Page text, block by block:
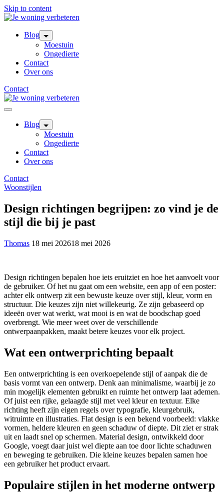
Skip to content
Blog
Moestuin
Ongedierte
Contact
Over ons
Contact
Blog
Moestuin
Ongedierte
Contact
Over ons
Contact
Woonstijlen
Design richtingen begrijpen: zo vind je de
stijl die bij je past
Thomas 18 mei 202618 mei 2026
Design richtingen bepalen hoe iets eruitziet en hoe het aanvoelt voor
de gebruiker. Of het nu gaat om een website, een app of een poster:
achter elk ontwerp zit een bewuste keuze over stijl, kleur, vorm en
structuur. Die keuzes zijn niet willekeurig. Ze zijn gebaseerd op
ideeën over wat werkt, wat mooi is en wat de boodschap goed
overbrengt. Wie meer weet over de verschillende
ontwerpaanpakken, maakt betere keuzes voor elk project.
Wat een ontwerprichting bepaalt
Een ontwerprichting is een overkoepelende stijl of aanpak die de
basis vormt van een ontwerp. Denk aan minimalisme, waarbij je zo
min mogelijk elementen gebruikt en ruimte het ontwerp laat ademen.
Of juist een rijke, gelaagde stijl met veel kleur en textuur. Elke
richting heeft zijn eigen regels over typografie, kleurgebruik,
witruimte en illustraties. Flat design is een bekend voorbeeld: vlakke
vormen, heldere kleuren en geen schaduw of diepte. Dit ziet er strak
uit en laadt snel op schermen. Material design, ontwikkeld door
Google, voegt daar juist wel diepte aan toe door lichte schaduwen
en beweging te gebruiken. Die kleine keuzes bepalen samen hoe
een gebruiker het product ervaart.
Populaire stijlen in het moderne ontwerp